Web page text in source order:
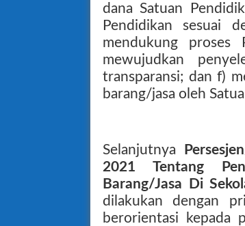
dana Satuan
Pendidikan sesuai
mendukung proses
mewujudkan
transparansi; dan f)
barang/jasa oleh
Selanjutnya Persesjen
2021 Tentang
Barang/Jasa Di
dilakukan dengan
berorientasi kepada